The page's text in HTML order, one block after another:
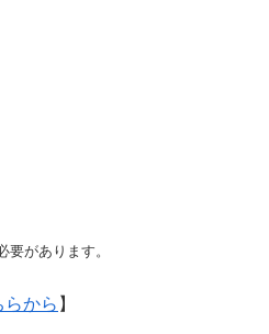
があります。
らから 】